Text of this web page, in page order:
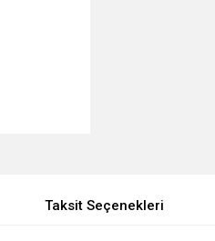
Taksit Seçenekleri